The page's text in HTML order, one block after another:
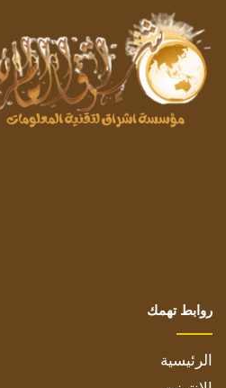
روابط تهمك
الرئيسية